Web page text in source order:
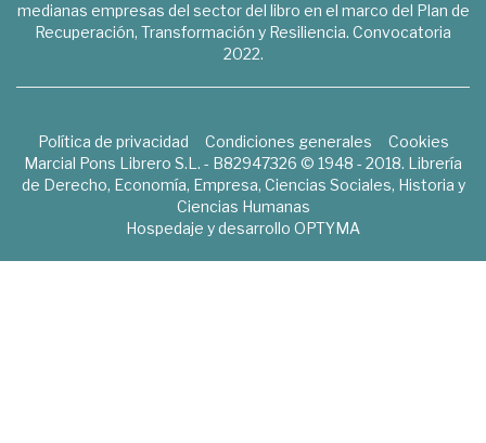
medianas empresas del sector del libro en el marco del Plan de
Recuperación, Transformación y Resiliencia. Convocatoria
2022.
Política de privacidad Condiciones generales
Cookies
Marcial Pons Librero S.L. - B82947326 © 1948 - 2018. Librería
de Derecho, Economía, Empresa, Ciencias Sociales, Historia y
Ciencias Humanas
Hospedaje y desarrollo OPTYMA